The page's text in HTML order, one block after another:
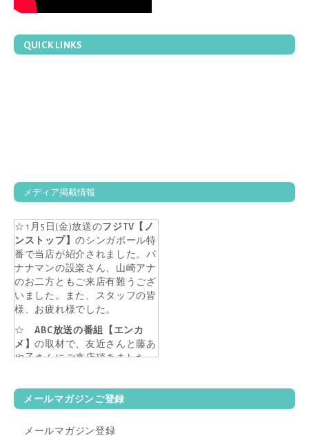
QUICK LINKS
メディア掲載情報
☆ 1月5日(金)放送のフジTV【ノ
ンストップ】のシンガポール特
番で当店が紹介されました。バ
ナナマンの設楽さん、山崎アナ
のお二方ともご来店有難うござ
いました。また、スタッフの皆
様、お疲れ様でした。
☆ABC放送の番組【エンカ
メ】の取材で、友近さんと藤あ
や子さんにご来店頂きました。
☆【 女子旅プレス】 旅行サイト
女子旅プレスの撮影で、モデル
メールマガジンご登録
メールマガジン登録